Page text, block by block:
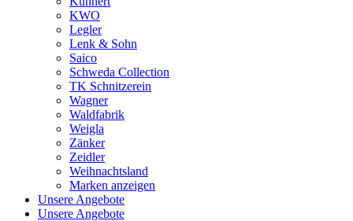
KWO
Legler
Lenk & Sohn
Saico
Schweda Collection
TK Schnitzerein
Wagner
Waldfabrik
Weigla
Zänker
Zeidler
Weihnachtsland
Marken anzeigen
Unsere Angebote
Unsere Angebote